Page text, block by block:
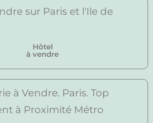
Hôtel
à vendre